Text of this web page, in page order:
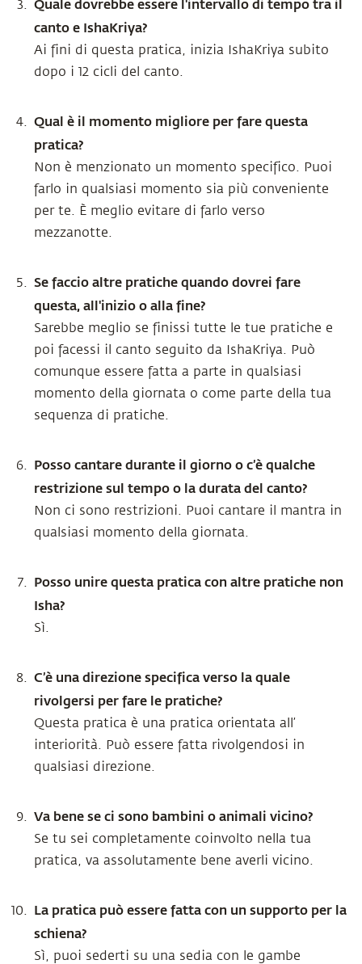
Quale dovrebbe essere l'intervallo di tempo tra il
canto e IshaKriya?
Ai fini di questa pratica, inizia IshaKriya subito
dopo i 12 cicli del canto.
Qual è il momento migliore per fare questa
pratica?
Non è menzionato un momento specifico. Puoi
farlo in qualsiasi momento sia più conveniente
per te. È meglio evitare di farlo verso
mezzanotte.
Se faccio altre pratiche quando dovrei fare
questa, all'inizio o alla fine?
Sarebbe meglio se finissi tutte le tue pratiche e
poi facessi il canto seguito da IshaKriya. Può
comunque essere fatta a parte in qualsiasi
momento della giornata o come parte della tua
sequenza di pratiche.
Posso cantare durante il giorno o c’è qualche
restrizione sul tempo o la durata del canto?
Non ci sono restrizioni. Puoi cantare il mantra in
qualsiasi momento della giornata.
Posso unire questa pratica con altre pratiche non
Isha?
Sì.
C’è una direzione specifica verso la quale
rivolgersi per fare le pratiche?
Questa pratica è una pratica orientata all’
interiorità. Può essere fatta rivolgendosi in
qualsiasi direzione.
Va bene se ci sono bambini o animali vicino?
Se tu sei completamente coinvolto nella tua
pratica, va assolutamente bene averli vicino.
La pratica può essere fatta con un supporto per la
schiena?
Sì, puoi sederti su una sedia con le gambe